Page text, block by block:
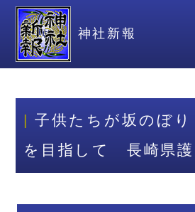
神社新報
子供たちが坂のぼ
を目指して 長崎県護